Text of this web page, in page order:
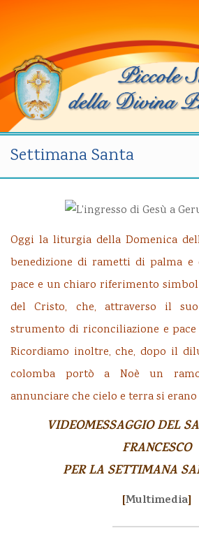
Settimana Santa
Oggi la liturgia della Domenica
benedizione di rametti di palma
pace e un chiaro riferimento
del Cristo, che, attraverso il
strumento di riconciliazione e
Ricordiamo inoltre, che, dopo il
colomba portò a Noè un
annunciare che cielo e terra si
VIDEOMESSAGGIO DEL
FRANCESCO
PER LA SETTIMANA
[Multimedia]